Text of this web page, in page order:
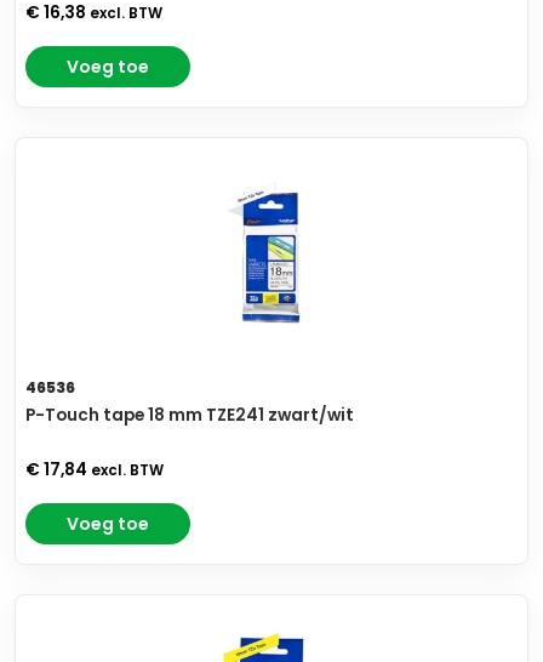
€ 16,38 excl. BTW
Voeg toe
46536
P-Touch tape 18 mm TZE241 zwart/wit
€ 17,84 excl. BTW
Voeg toe